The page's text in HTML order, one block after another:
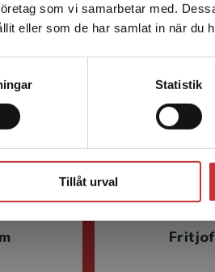
som vi samarbetar med.
eller som de har samlat in när du
Statistik
Tillåt urval
kunna slutföra ett köp måste
vara i Sverige.Läs mer